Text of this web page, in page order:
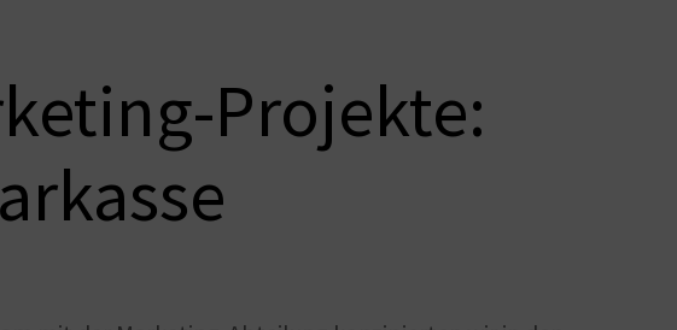
Projekte: